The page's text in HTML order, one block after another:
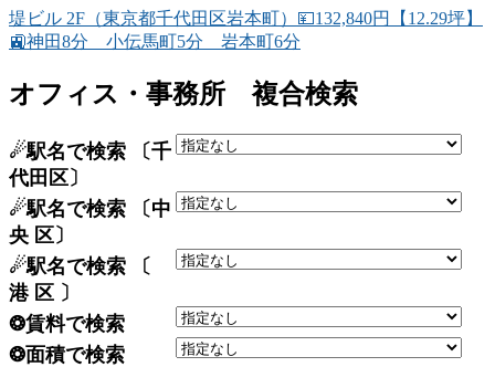
堤ビル 2F（東京都千代田区岩本町）💴132,840円【12.29坪】
🚉神田8分 小伝馬町5分 岩本町6分
オフィス・事務所 複合検索
☄駅名で検索 〔千
代田区〕
☄駅名で検索 〔中
央 区〕
☄駅名で検索 〔
港 区 〕
❂賃料で検索
❂面積で検索